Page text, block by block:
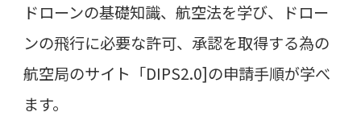
ドローンの基礎知識、航空法を学び、ドロー
ンの飛行に必要な許可、承認を取得する為の
航空局のサイト「DIPS2.0]の申請手順が学べ
ます。